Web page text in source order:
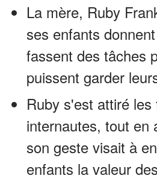
La mère, Ruby
ses enfants
fassent des tâches
puissent garder
Ruby s'est attiré
internautes, tout en
son geste visait à
enfants la valeur